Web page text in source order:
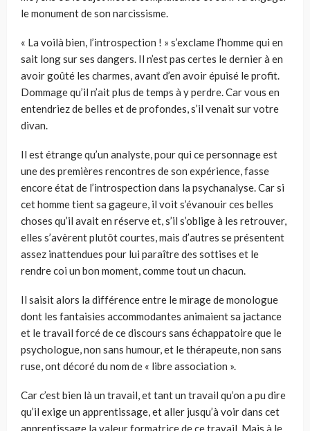
le monument de son narcissisme.
« La voilà bien, l’introspection ! » s’exclame l’homme qui en
sait long sur ses dangers. Il n’est pas certes le dernier à en
avoir goûté les charmes, avant d’en avoir épuisé le profit.
Dommage qu’il n’ait plus de temps à y perdre. Car vous en
entendriez de belles et de profondes, s’il venait sur votre
divan.
Il est étrange qu’un analyste, pour qui ce personnage est
une des premières rencontres de son expérience, fasse
encore état de l’introspection dans la psychanalyse. Car si
cet homme tient sa gageure, il voit s’évanouir ces belles
choses qu’il avait en réserve et, s’il s’oblige à les retrouver,
elles s’avèrent plutôt courtes, mais d’autres se présentent
assez inattendues pour lui paraître des sottises et le
rendre coi un bon moment, comme tout un chacun.
Il saisit alors la différence entre le mirage de monologue
dont les fantaisies accommodantes animaient sa jactance
et le travail forcé de ce discours sans échappatoire que le
psychologue, non sans humour, et le thérapeute, non sans
ruse, ont décoré du nom de « libre association ».
Car c’est bien là un travail, et tant un travail qu’on a pu dire
qu’il exige un apprentissage, et aller jusqu’à voir dans cet